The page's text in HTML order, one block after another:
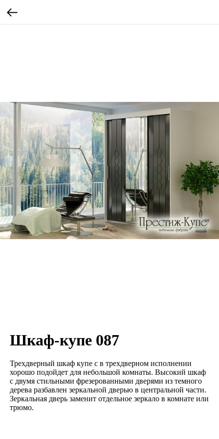
Шкаф-купе 087
Трехдверный шкаф купе с в трехдверном исполнении
хорошо подойдет для небольшой комнаты. Высокий шкаф
с двумя стильными фрезерованными дверями из темного
дерева разбавлен зеркальной дверью в центральной части.
Зеркальная дверь заменит отдельное зеркало в комнате или
трюмо.